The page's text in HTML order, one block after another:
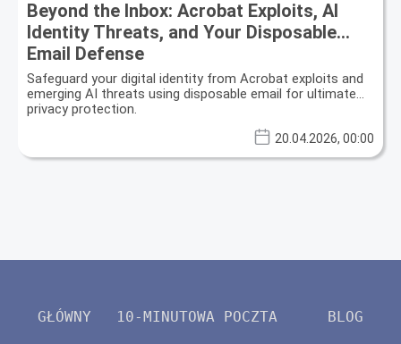
Beyond the Inbox: Acrobat Exploits, AI
Identity Threats, and Your Disposable
Email Defense
Safeguard your digital identity from Acrobat exploits and
emerging AI threats using disposable email for ultimate
privacy protection.
20.04.2026, 00:00
GŁÓWNY 10-MINUTOWA POCZTA BLOG